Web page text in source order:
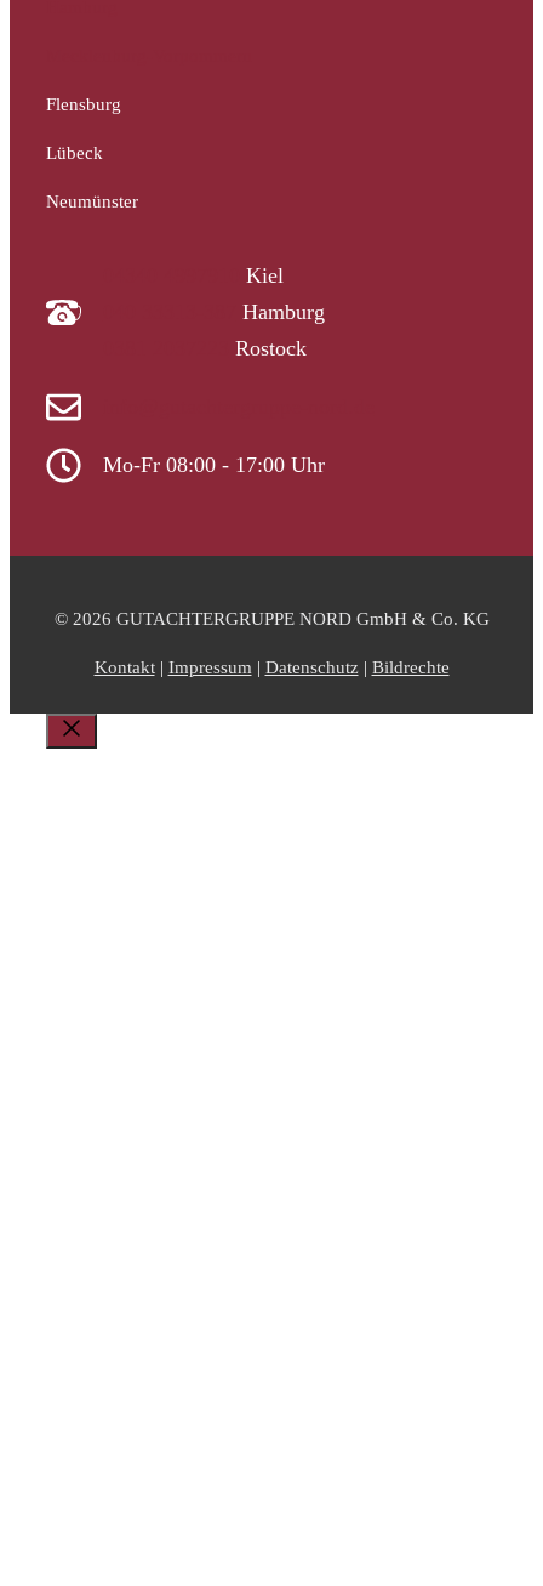
Flensburg
Lübeck
Neumünster
Kiel
Hamburg
Rostock
Mo-Fr 08:00 - 17:00 Uhr
© 2026 GUTACHTERGRUPPE NORD GmbH & Co. KG
Kontakt| Impressum| Datenschutz| Bildrechte
Schließen